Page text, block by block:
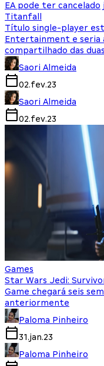
EA pode ter cancelado
Titanfall
Título single-player
Entertainment e seria
compartilhado das
Saori Almeida
02.fev.23
Saori Almeida
02.fev.23
Games
Star Wars Jedi:
Game chegará seis
anteriormente
Paloma Pinheiro
31.jan.23
Paloma Pinheiro